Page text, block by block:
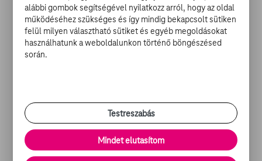
filmben.
alábbi gombok segítségével nyilatkozz arról, hogy az oldal
működéséhez szükséges és így mindig bekapcsolt sütiken
felül milyen választható sütiket és egyéb megoldásokat
használhatunk a weboldalunkon történő böngészésed
során.
Testreszabás
Mindet elutasítom